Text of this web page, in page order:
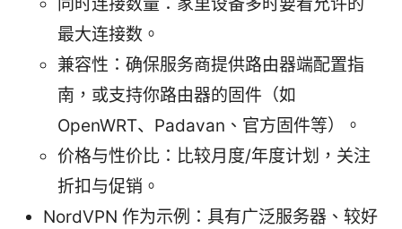
同时连接数量：家里设备多时要看允许的
最大连接数。
兼容性：确保服务商提供路由器端配置指
南，或支持你路由器的固件（如
OpenWRT、Padavan、官方固件等）。
价格与性价比：比较月度/年度计划，关注
折扣与促销。
NordVPN 作为示例：具有广泛服务器、较好